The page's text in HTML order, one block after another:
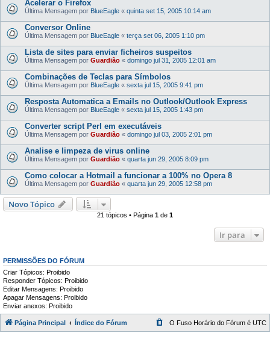
Acelerar o Firefox
Última Mensagem por BlueEagle « quinta set 15, 2005 10:14 am
Conversor Online
Última Mensagem por BlueEagle « terça set 06, 2005 1:10 pm
Lista de sites para enviar ficheiros suspeitos
Última Mensagem por Guardião « domingo jul 31, 2005 12:01 am
Combinações de Teclas para Símbolos
Última Mensagem por BlueEagle « sexta jul 15, 2005 9:41 pm
Resposta Automatica a Emails no Outlook/Outlook Express
Última Mensagem por BlueEagle « sexta jul 15, 2005 1:43 pm
Converter script Perl em executáveis
Última Mensagem por Guardião « domingo jul 03, 2005 2:01 pm
Analise e limpeza de virus online
Última Mensagem por Guardião « quarta jun 29, 2005 8:09 pm
Como colocar a Hotmail a funcionar a 100% no Opera 8
Última Mensagem por Guardião « quarta jun 29, 2005 12:58 pm
Novo Tópico
21 tópicos • Página 1 de 1
Ir para
PERMISSÕES DO FÓRUM
Criar Tópicos: Proibido
Responder Tópicos: Proibido
Editar Mensagens: Proibido
Apagar Mensagens: Proibido
Enviar anexos: Proibido
Página Principal Índice do Fórum O Fuso Horário do Fórum é UTC